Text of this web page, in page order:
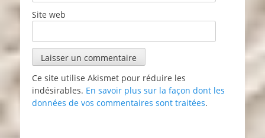
Site web
Ce site utilise Akismet pour réduire les
indésirables. En savoir plus sur la façon dont les
données de vos commentaires sont traitées.